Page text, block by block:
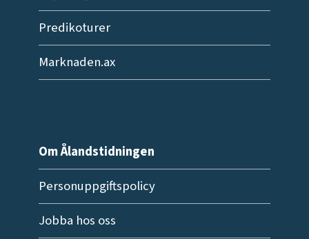
Predikoturer
Marknaden.ax
Om Ålandstidningen
Personuppgiftspolicy
Jobba hos oss